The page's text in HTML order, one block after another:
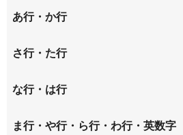
あ行・か行
稲葉荘
大島
さ行・た行
昭和通
立花町 建家
な行・は行
七松町 西立
ま行・や行・ら行・わ行・英数字